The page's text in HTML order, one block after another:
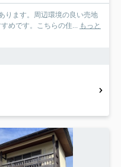
ります。周辺環境の良い売地
めです。こちらの住... もっと